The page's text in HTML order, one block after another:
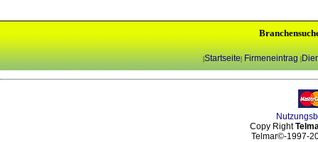
|Startseite| Firmeneintrag |
Copy Right
Telmar©-1997-